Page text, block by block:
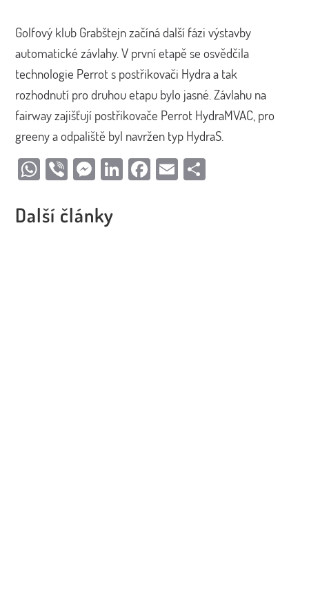
Golfový klub Grabštejn začíná další fázi výstavby
automatické závlahy. V první etapě se osvědčila
technologie Perrot s postřikovači Hydra a tak
rozhodnutí pro druhou etapu bylo jasné. Závlahu na
fairway zajišťují postřikovače Perrot HydraMVAC, pro
greeny a odpaliště byl navržen typ HydraS.
WhatsApp
ViberMessenger
LinkedIn
Facebook
Email
Další články